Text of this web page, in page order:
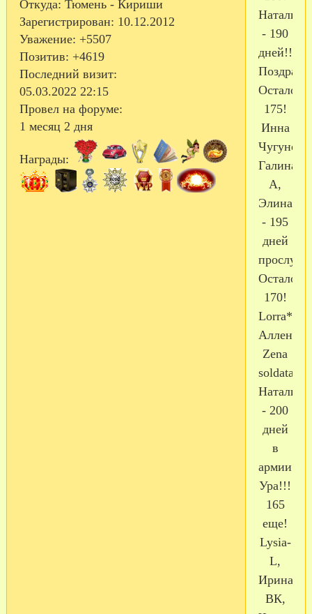
Откуда: Тюмень - Кириши
Зарегистрирован: 10.12.2012
Уважение: +5507
Позитив: +4619
Последний визит:
05.03.2022 22:15
Провел на форуме:
1 месяц 2 дня
Награды:
- 190
дней!!!
Осталось
175!
Инна
Чугунова,
Галина
А,
Элина
- 195
дней
Осталось
170!
Lorra**,
Zena
soldata,
- 200
дней
в
армии!!!
Ура!!!
165
еще!
Lysia-
L,
Ирина
ВК,